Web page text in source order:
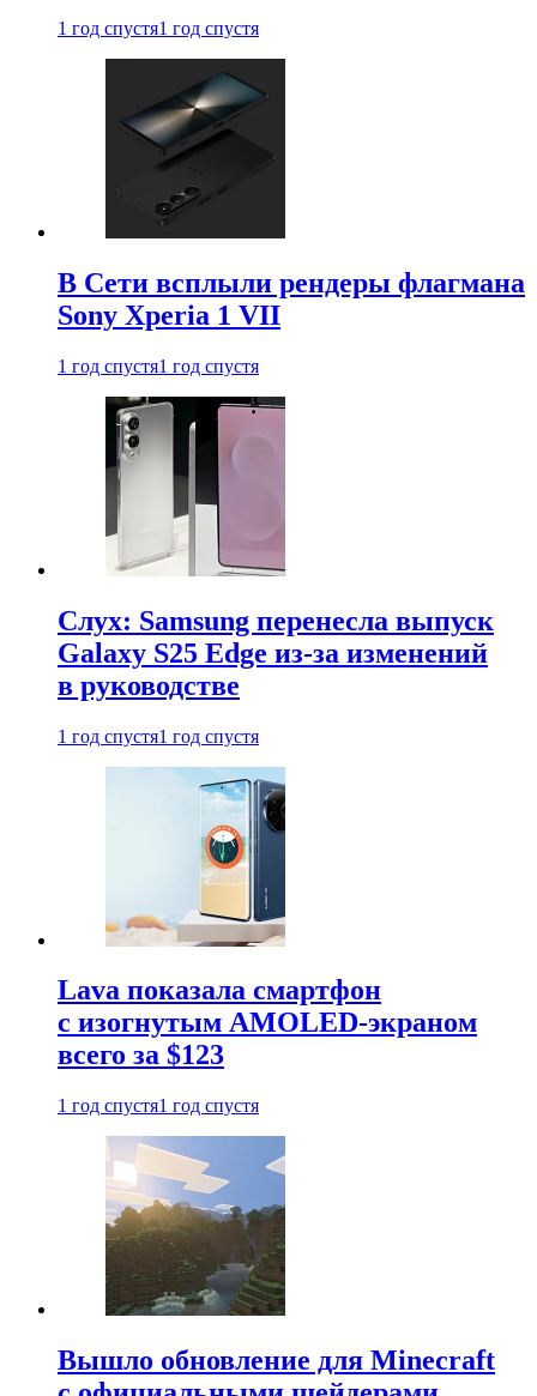
1 год спустя1 год спустя
В Сети всплыли рендеры флагмана
Sony Xperia 1 VII
1 год спустя1 год спустя
Слух: Samsung перенесла выпуск
Galaxy S25 Edge из-за изменений
в руководстве
1 год спустя1 год спустя
Lava показала смартфон
с изогнутым AMOLED-экраном
всего за $123
1 год спустя1 год спустя
Вышло обновление для Minecraft